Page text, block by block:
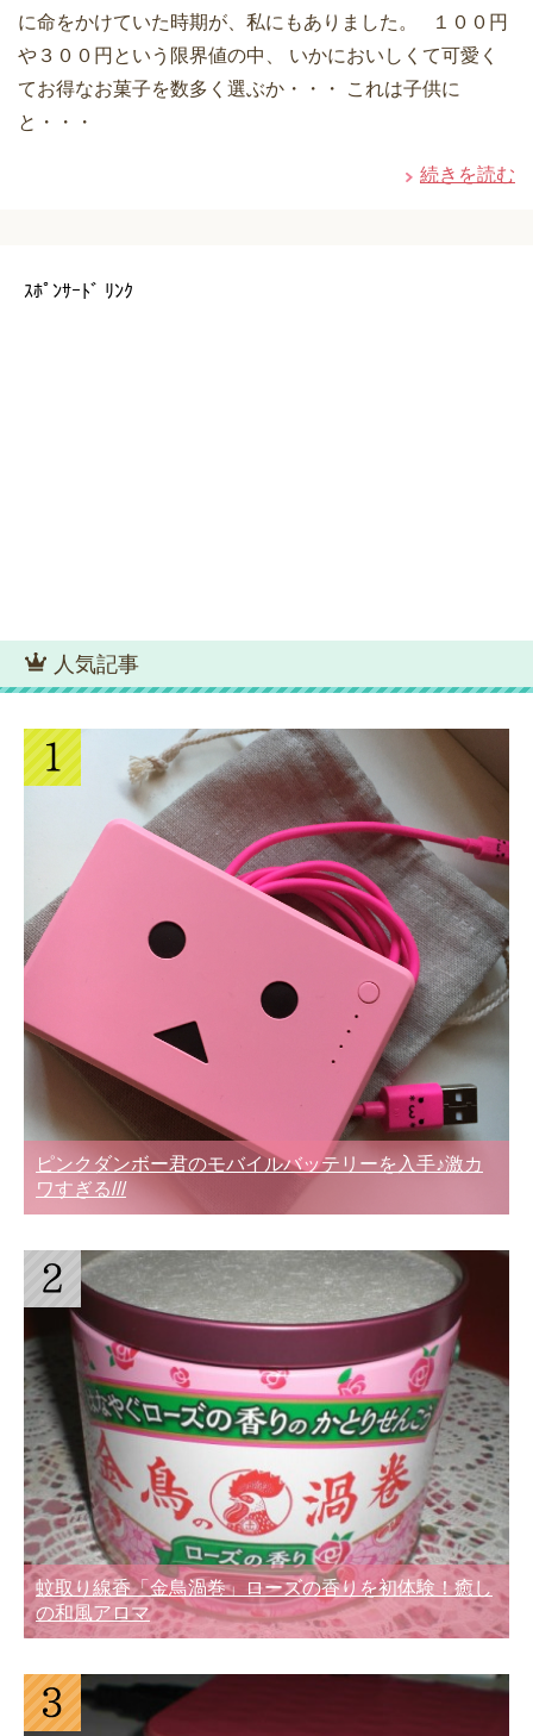
に命をかけていた時期が、私にもありました。 １００円
や３００円という限界値の中、 いかにおいしくて可愛く
てお得なお菓子を数多く選ぶか・・・ これは子供に
と・・・
続きを読む
ｽﾎﾟﾝｻｰﾄﾞ ﾘﾝｸ
人気記事
ピンクダンボー君のモバイルバッテリーを入手♪激カ
ワすぎる///
蚊取り線香「金鳥渦巻」ローズの香りを初体験！癒し
の和風アロマ